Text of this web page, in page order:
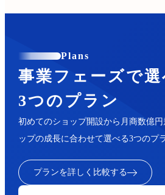
Plans
事業フェーズで選
3つのプラン
初めてのショップ開設から月商数億
ップの成長に合わせて選べる3つのプ
プランを詳しく比較する